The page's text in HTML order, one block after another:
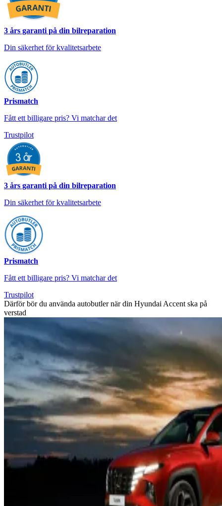
3 års garanti på din bilreparation
Din säkerhet för kvalitetsarbete
Prismatch
Fått ett billigare pris? Vi matchar det
Trustpilot
3 års garanti på din bilreparation
Din säkerhet för kvalitetsarbete
Prismatch
Fått ett billigare pris? Vi matchar det
Trustpilot
Därför bör du använda autobutler när din Hyundai Accent ska på
verstad